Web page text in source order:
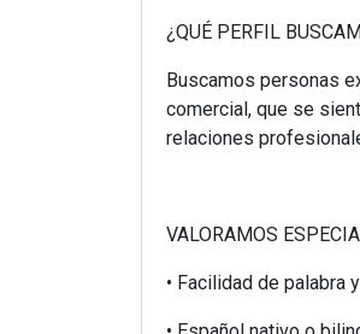
¿QUÉ PERFIL
Buscamos personas
comercial, que se
relaciones
VALORAMOS
• Facilidad de palabra